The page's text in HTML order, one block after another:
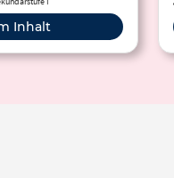
Inhalt